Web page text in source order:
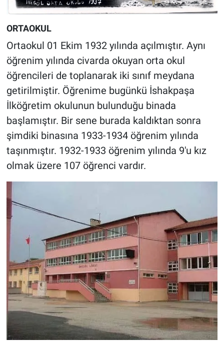
ORTAOKUL
Ortaokul 01 Ekim 1932 yılında açılmıştır. Aynı
öğrenim yılında civarda okuyan orta okul
öğrencileri de toplanarak iki sınıf meydana
getirilmiştir. Öğrenime bugünkü İshakpaşa
İlköğretim okulunun bulunduğu binada
başlamıştır. Bir sene burada kaldıktan sonra
şimdiki binasına 1933-1934 öğrenim yılında
taşınmıştır. 1932-1933 öğrenim yılında 9'u kız
olmak üzere 107 öğrenci vardır.